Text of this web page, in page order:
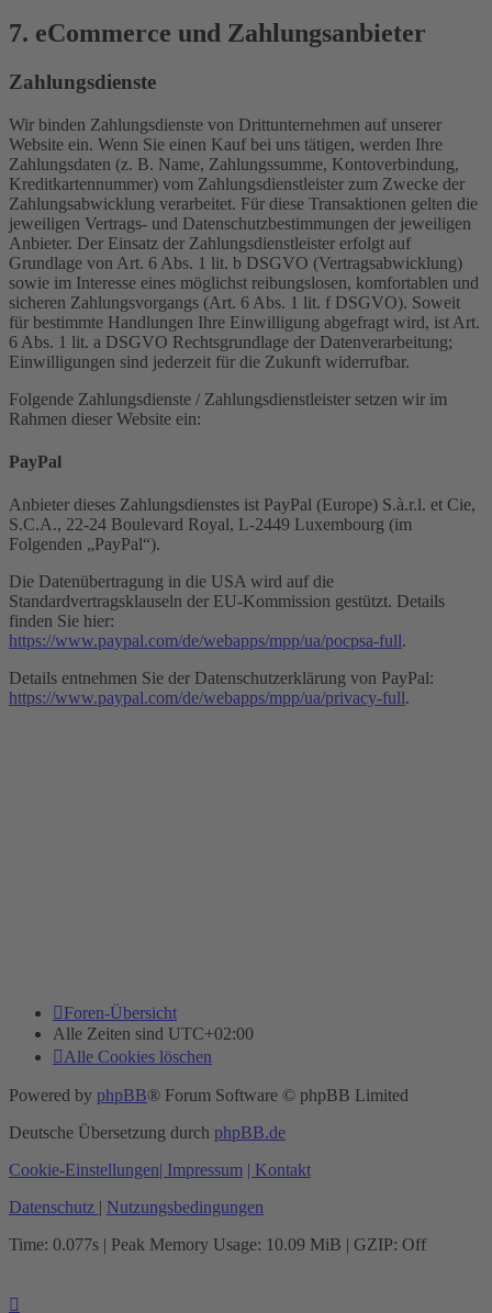
7. eCommerce und Zahlungs­anbieter
Zahlungsdienste
Wir binden Zahlungsdienste von Drittunternehmen auf unserer
Website ein. Wenn Sie einen Kauf bei uns tätigen, werden Ihre
Zahlungsdaten (z. B. Name, Zahlungssumme, Kontoverbindung,
Kreditkartennummer) vom Zahlungsdienstleister zum Zwecke der
Zahlungsabwicklung verarbeitet. Für diese Transaktionen gelten die
jeweiligen Vertrags- und Datenschutzbestimmungen der jeweiligen
Anbieter. Der Einsatz der Zahlungsdienstleister erfolgt auf
Grundlage von Art. 6 Abs. 1 lit. b DSGVO (Vertragsabwicklung)
sowie im Interesse eines möglichst reibungslosen, komfortablen und
sicheren Zahlungsvorgangs (Art. 6 Abs. 1 lit. f DSGVO). Soweit
für bestimmte Handlungen Ihre Einwilligung abgefragt wird, ist Art.
6 Abs. 1 lit. a DSGVO Rechtsgrundlage der Datenverarbeitung;
Einwilligungen sind jederzeit für die Zukunft widerrufbar.
Folgende Zahlungsdienste / Zahlungsdienstleister setzen wir im
Rahmen dieser Website ein:
PayPal
Anbieter dieses Zahlungsdienstes ist PayPal (Europe) S.à.r.l. et Cie,
S.C.A., 22-24 Boulevard Royal, L-2449 Luxembourg (im
Folgenden „PayPal“).
Die Datenübertragung in die USA wird auf die
Standardvertragsklauseln der EU-Kommission gestützt. Details
finden Sie hier:
https://www.paypal.com/de/webapps/mpp/ua/pocpsa-full.
Details entnehmen Sie der Datenschutzerklärung von PayPal:
https://www.paypal.com/de/webapps/mpp/ua/privacy-full.
Foren-Übersicht
Alle Zeiten sind UTC+02:00
Alle Cookies löschen
Powered by phpBB® Forum Software © phpBB Limited
Deutsche Übersetzung durch phpBB.de
Cookie-Einstellungen| Impressum | Kontakt
Datenschutz | Nutzungsbedingungen
Time: 0.077s | Peak Memory Usage: 10.09 MiB | GZIP: Off